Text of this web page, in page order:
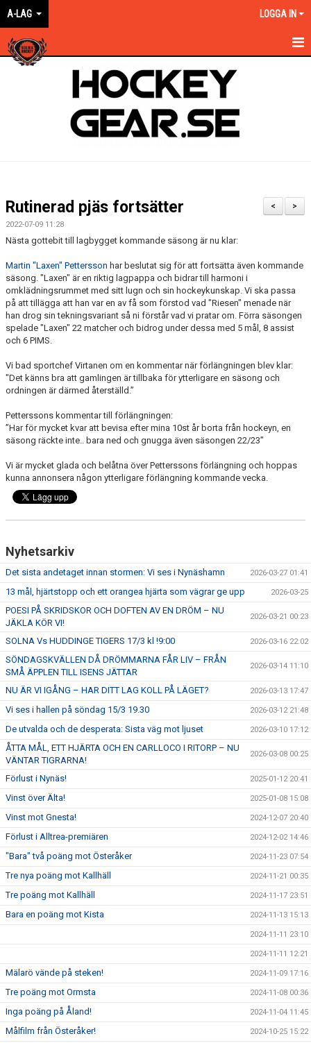
A-LAG LOGGA IN
BILDGALLERI
DOKUMENT
KONTAKT
>
<
Rutinerad pjäs fortsätter
2022-07-09 11:28
Nästa gottebit till lagbygget kommande säsong är nu klar:
Martin "Laxen" Pettersson har beslutat sig för att fortsätta även kommande
säsong. "Laxen" är en riktig lagpappa och bidrar till harmoni i
omklädningsrummet med sitt lugn och sin hockeykunskap. Vi ska passa
på att tillägga att han var en av få som förstod vad "Riesen" menade när
han drog sin tekningsvariant så ni förstår vad vi pratar om. Förra säsongen
spelade "Laxen" 22 matcher och bidrog under dessa med 5 mål, 8 assist
och 6 PIMS.
Vi bad sportchef Virtanen om en kommentar när förlängningen blev klar:
"Det känns bra att gamlingen är tillbaka för ytterligare en säsong och
ordningen är därmed återställd.”
Petterssons kommentar till förlängningen:
”Har för mycket kvar att bevisa efter mina 10st år borta från hockeyn, en
säsong räckte inte.. bara ned och gnugga även säsongen 22/23”
Vi är mycket glada och belåtna över Petterssons förlängning och hoppas
kunna annonsera någon ytterligare förlängning kommande vecka.
Nyhetsarkiv
Det sista andetaget innan stormen: Vi ses i Nynäshamn 2026-03-27 01:41
13 mål, hjärtstopp och ett orangea hjärta som vägrar ge upp 2026-03-25
POESI PÅ SKRIDSKOR OCH DOFTEN AV EN DRÖM – NU
JÄKLA KÖR VI!
2026-03-21 00:23
SOLNA Vs HUDDINGE TIGERS 17/3 kl !9:00 2026-03-16 22:02
SÖNDAGSKVÄLLEN DÅ DRÖMMARNA FÅR LIV – FRÅN
SMÅ ÄPPLEN TILL ISENS JÄTTAR
2026-03-14 11:10
NU ÄR VI IGÅNG – HAR DITT LAG KOLL PÅ LÄGET? 2026-03-13 17:47
Vi ses i hallen på söndag 15/3 19.30 2026-03-12 21:48
De utvalda och de desperata: Sista väg mot ljuset 2026-03-10 17:12
ÅTTA MÅL, ETT HJÄRTA OCH EN CARLLOCO I RITORP – NU
VÄNTAR TIGRARNA!
2026-03-08 00:25
Förlust i Nynäs! 2025-01-12 20:41
Vinst över Älta! 2025-01-08 15:08
Vinst mot Gnesta! 2024-12-07 20:40
Förlust i Alltrea-premiären 2024-12-02 14:46
"Bara" två poäng mot Österåker 2024-11-23 07:54
Tre nya poäng mot Kallhäll 2024-11-21 00:35
Tre poäng mot Kallhäll 2024-11-17 23:51
Bara en poäng mot Kista 2024-11-13 15:13
2024-11-11 23:10
2024-11-11 12:21
Mälarö vände på steken! 2024-11-09 17:16
Tre poäng mot Ormsta 2024-11-08 00:36
Inga poäng på Åland! 2024-11-04 11:45
Målfilm från Österåker! 2024-10-25 15:22